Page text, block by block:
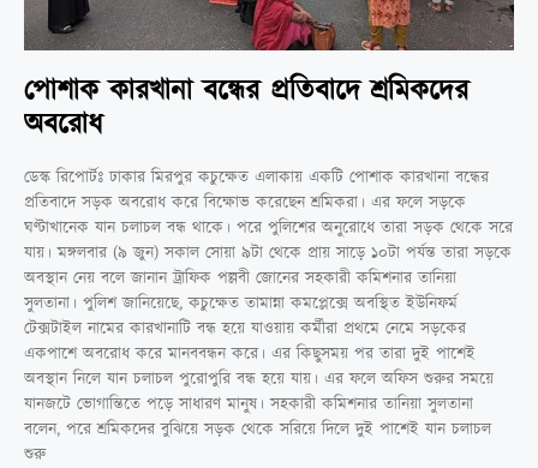
পোশাক কারখানা বন্ধের প্রতিবাদে শ্রমিকদের
অবরোধ
ডেস্ক রিপোর্টঃ ঢাকার মিরপুর কচুক্ষেত এলাকায় একটি পোশাক কারখানা বন্ধের
প্রতিবাদে সড়ক অবরোধ করে বিক্ষোভ করেছেন শ্রমিকরা। এর ফলে সড়কে
ঘণ্টাখানেক যান চলাচল বন্ধ থাকে। পরে পুলিশের অনুরোধে তারা সড়ক থেকে সরে
যায়। মঙ্গলবার (৯ জুন) সকাল সোয়া ৯টা থেকে প্রায় সাড়ে ১০টা পর্যন্ত তারা সড়কে
অবস্থান নেয় বলে জানান ট্রাফিক পল্লবী জোনের সহকারী কমিশনার তানিয়া
সুলতানা। পুলিশ জানিয়েছে, কচুক্ষেত তামান্না কমপ্লেক্সে অবস্থিত ইউনিফর্ম
টেক্সটাইল নামের কারখানাটি বন্ধ হয়ে যাওয়ায় কর্মীরা প্রথমে নেমে সড়কের
একপাশে অবরোধ করে মানববন্ধন করে। এর কিছুসময় পর তারা দুই পাশেই
অবস্থান নিলে যান চলাচল পুরোপুরি বন্ধ হয়ে যায়। এর ফলে অফিস শুরুর সময়ে
যানজটে ভোগান্তিতে পড়ে সাধারণ মানুষ। সহকারী কমিশনার তানিয়া সুলতানা
বলেন, পরে শ্রমিকদের বুঝিয়ে সড়ক থেকে সরিয়ে দিলে দুই পাশেই যান চলাচল
শুরু